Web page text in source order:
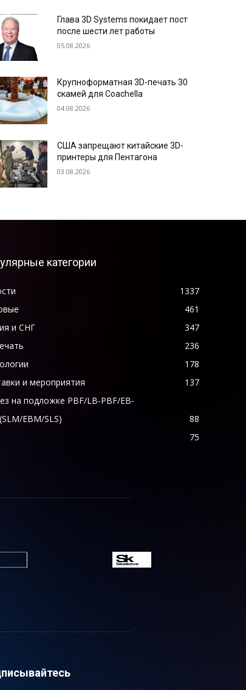
Глава 3D Systems покидает пост
после шести лет работы
05.08.2026
Крупноформатная 3D-печать 30
скамей для Coachella
04.08.2026
США запрещают китайские 3D-
принтеры для Пентагона
03.08.2026
категории
1337
461
и СНГ
347
236
178
и мероприятия
137
на подложке PBF/LB-PBF/EB-
EBM/SLS)
88
75